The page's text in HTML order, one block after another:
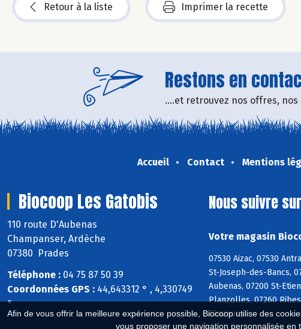
Afin de vous offrir la meilleure expérience possible, Biocoop utilise des
vous proposer une navigation personnalisée
Retour à la liste Imprimer la recette
Restons en
....et retrouvez nos offres,
Accueil Contact Mentions
Biocoop Les Gatobis
110 route D'Aubenas
Champanser, Ardèche
07380 Prades
Téléphone : 04 75 87 50 39
Coordonnées GPS : 44,643312 ° , 4,330749
°
Nous suivre sur
Votre magasin
07530 Aizac, 07530
St-Joseph-des-Bancs,
Aubenas, 07200 St-
Planzolles, 07260
Chazeaux